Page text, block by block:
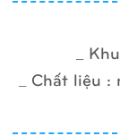
_
_ Chất liệu